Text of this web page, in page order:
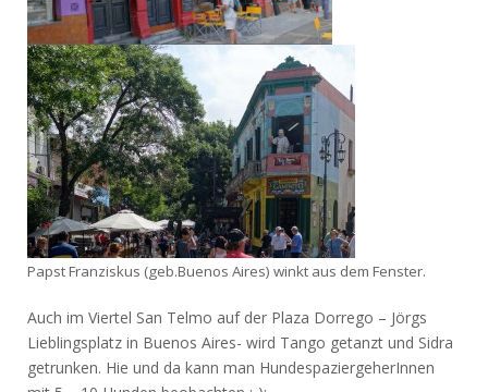
Papst Franziskus (geb.Buenos Aires) winkt aus dem Fenster.
Auch im Viertel San Telmo auf der Plaza Dorrego – Jörgs
Lieblingsplatz in Buenos Aires- wird Tango getanzt und Sidra
getrunken. Hie und da kann man HundespaziergeherInnen